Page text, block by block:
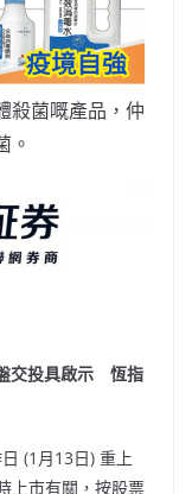
殺菌嘅產品，仲
。
交投具啟示 恆指
(1月13日) 重上
上市有關，按股票